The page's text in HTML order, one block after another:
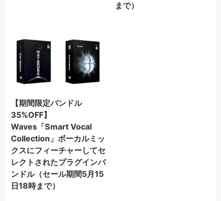
まで）
【期間限定バンドル
35%OFF】
Waves「Smart Vocal
Collection」ボーカルミッ
クスにフィーチャーしてセ
レクトされたプラグインバ
ンドル（セール期間5月15
日18時まで）